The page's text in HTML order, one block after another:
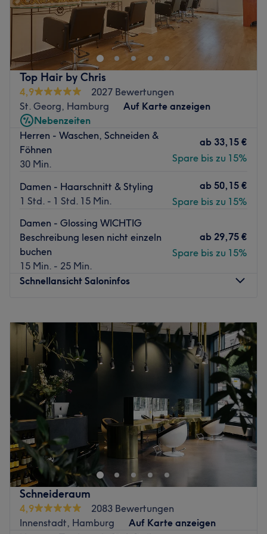
Bist du gelangweilt von deinen Haaren und brauchst eine
Veränderung? Dann ist der Salon Goldene Schere City
Friseur und Solarium in der Hamburger Innenstadt genau
der Richtige. Nach einer individuellen Beratung wird für
dich ein neuer Schnitt oder die passende Farbe
gefunden.
Nächste öffentliche Verkehrsmittel: Die Bushaltestelle
Jakobikirchhof und Mönckebergstraße sind nur wenige
Gehminuten entfernt.
Das Team: Die Spezialisten haben durch langjährige
Erfahrung und durch die Nutzung neuester Methoden ein
Auge für den richtigen Style, der genau zu dir passt.
Was uns an dem Salon gefällt: Atmosphäre: Modern,
Haarschnitt & Coloration. Extras: Zentral gelegen.
Zurück zur Salonansicht
Top Hair by Chris
4,9
2027 Bewertungen
St. Georg, Hamburg
Auf Karte anzeigen
Nebenzeiten
Herren - Waschen, Schneiden &
Föhnen
30 Min.
ab 33,15 €
Spare bis zu 15%
Damen - Haarschnitt & Styling
1 Std. - 1 Std. 15 Min.
ab 50,15 €
Spare bis zu 15%
Damen - Glossing WICHTIG
Beschreibung lesen nicht einzeln
buchen
15 Min. - 25 Min.
ab 29,75 €
Spare bis zu 15%
Schnellansicht Saloninfos
Dienstag
10:00 –
18:00
Mittwoch
10:00– 18:00
Donnerstag
09:00–18:30
Freitag
09:00
18:30
Samstag
16:00
Sonntag
Geschlossen
Modische Haarschnitte und trendige Farbauswahlen
findest du im Friseursalon Top Hair in der Gurlittstraße 33
im Stadteil St. Georg in Hamburg. Inhaberin Chris
Dimitriadou und ihr Team an Friseur- und Beauty-
Experten beraten und betreuen ihre Kunden umfassend.
Jeden Tag versprühen die motivierten Mitarbeiter
Kreativität und bringen ausgefallene und innovative
Ideen mit in den Salon. Überzeug' dich einfach selbst mit
Schneideraum
4,9
2083 Bewertungen
Innenstadt, Hamburg
Auf Karte anzeigen